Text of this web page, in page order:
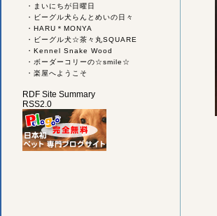
・
まいにちが日曜日
・
ビーグル犬らんとめいの日々
・ HARU＊MONYA
・
ビーグル犬☆茶々丸SQUARE
・ Kennel Snake Wood
・ ボーダーコリーの☆smile☆
・ 楽屋へようこそ
RDF Site Summary
RSS2.0